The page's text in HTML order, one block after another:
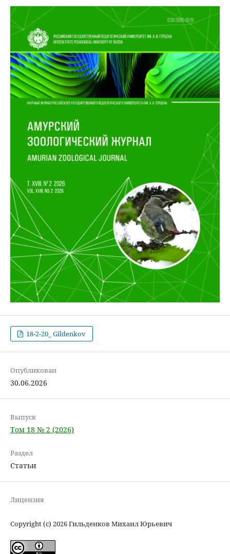
18-2-20_ Gildenkov
Опубликован
30.06.2026
Выпуск
Том 18 № 2 (2026)
Раздел
Статьи
Лицензия
Copyright (c) 2026 Гильденков Михаил Юрьевич